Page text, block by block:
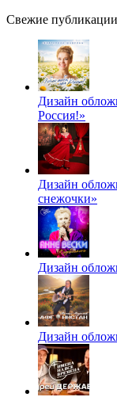
Свежие публикации
Дизайн
Россия!»
Дизайн
снежочки»
Дизайн
Дизайн